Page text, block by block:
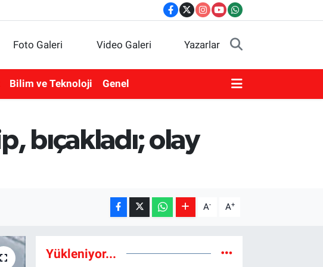
Foto Galeri Video Galeri Yazarlar
Bilim ve Teknoloji Genel
bıçakladı; olay
A- A+
Yükleniyor...